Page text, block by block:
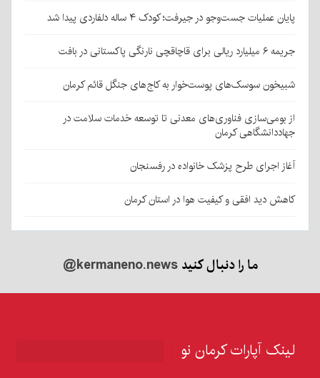
پایان عملیات جست‌وجو در جیرفت؛ کودک ۴ ساله دلفاردی پیدا شد
جریمه ۶ میلیارد ریالی برای قاچاقچی نارنگی پاکستانی در بافت
شبیخون سوسک‌های پوست‌خوار به کاج‌های جنگل قائم کرمان
از بومی‌سازی فناوری‌های معدنی تا توسعه خدمات سلامت در
جهاددانشگاهی کرمان
آغاز اجرای طرح پزشک خانواده در رفسنجان
کاهش دید افقی و کیفیت هوا در استان کرمان
ما را دنبال کنید@kermaneno.news
لینک آپارات کرمان نو